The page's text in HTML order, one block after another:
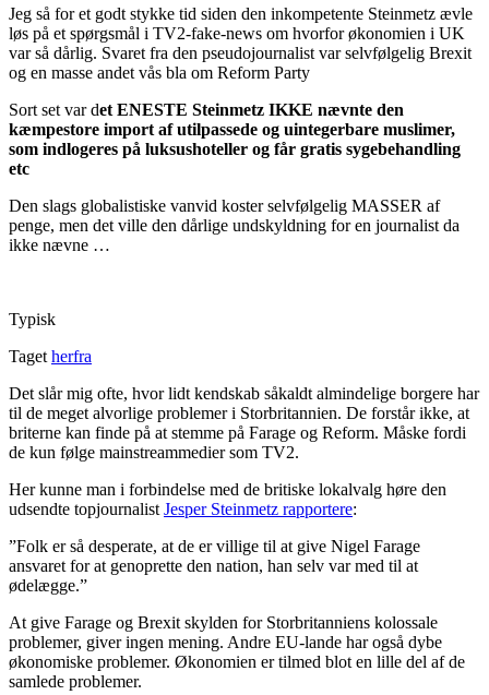
Jeg så for et godt stykke tid siden den inkompetente Steinmetz ævle
løs på et spørgsmål i TV2-fake-news om hvorfor økonomien i UK
var så dårlig. Svaret fra den pseudojournalist var selvfølgelig Brexit
og en masse andet vås bla om Reform Party
Sort set var det ENESTE Steinmetz IKKE nævnte den
kæmpestore import af utilpassede og uintegerbare muslimer,
som indlogeres på luksushoteller og får gratis sygebehandling
etc
Den slags globalistiske vanvid koster selvfølgelig MASSER af
penge, men det ville den dårlige undskyldning for en journalist da
ikke nævne …
Typisk
Taget herfra
Det slår mig ofte, hvor lidt kendskab såkaldt almindelige borgere har
til de meget alvorlige problemer i Storbritannien. De forstår ikke, at
briterne kan finde på at stemme på Farage og Reform. Måske fordi
de kun følge mainstreammedier som TV2.
Her kunne man i forbindelse med de britiske lokalvalg høre den
udsendte topjournalist Jesper Steinmetz rapportere:
”Folk er så desperate, at de er villige til at give Nigel Farage
ansvaret for at genoprette den nation, han selv var med til at
ødelægge.”
At give Farage og Brexit skylden for Storbritanniens kolossale
problemer, giver ingen mening. Andre EU-lande har også dybe
økonomiske problemer. Økonomien er tilmed blot en lille del af de
samlede problemer.